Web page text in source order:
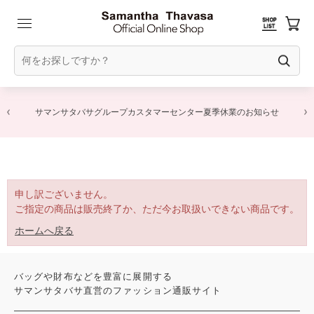
サマンサタバサグループカスタマーセンター夏季休業のお知らせ
申し訳ございません。
ご指定の商品は販売終了か、ただ今お取扱いできない商品です。
ホームへ戻る
バッグや財布などを豊富に展開する
サマンサタバサ直営のファッション通販サイト